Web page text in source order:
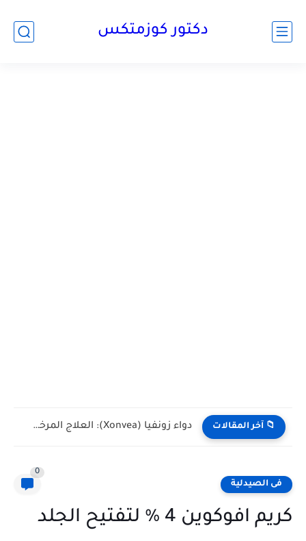
دكتور كوزمتكس
📁 آخر المقالات دواء زونفيا (Xonvea): العلاج المرخص والآمن لغثيان القيء الشديد أثناء...
فى الصيدلية
0
كريم افوكوين 4 % لتفتيح الجلد